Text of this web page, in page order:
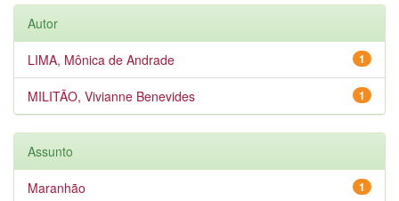
Autor
1
LIMA, Mônica de Andrade
1
MILITÃO, Vivianne Benevides
Assunto
1
Maranhão